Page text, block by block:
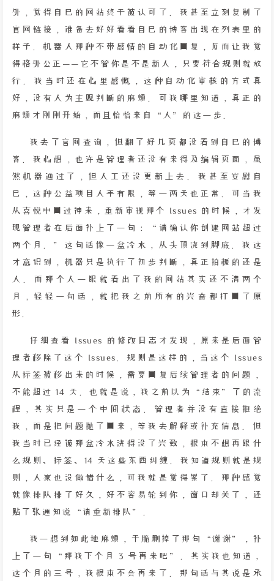
外，觉得自己的网站终于被认可了。我甚至立刻复制了
官网链接，准备去好好看看自己的博客出现在列表里的
样子。机器人那种不带感情的自动化回复，反而让我觉
得格外公正——它不管你是不是新人，只要符合规则就放
行。我当时还在心里感慨，这种自动化审核的方式真
好，没有人为主观判断的麻烦。可我哪里知道，真正的
麻烦才刚刚开始，而且恰恰来自“人”的这一步。
我去了官网查询，但翻了好几页都没看到自己的博
客。我心想，也许是管理者还没有来得及编辑页面，虽
然机器通过了，但人工还没更新上去。我甚至安慰自
己，这种公益项目人手有限，等一两天也正常。可当我
从喜悦中回过神来，重新审视那个 Issues 的时候，才发
现管理者在后面补上了一句：“请确认你创建网站超过
两个月。”这句话像一盆冷水，从头顶浇到脚底。我这
才意识到，机器只是执行了初步判断，真正拍板的还是
人。而那个人一眼就看出了我的网站其实还不满两个
月，轻轻一句话，就把我之前所有的兴奋都打回了原
形。
仔细查看 Issues 的修改日志才发现，原来是后面管
理者移除了这个 Issues。规则是这样的，当这个 Issues
从标签被移出来的时候，需要回复后续管理者的问题，
不能超过 14 天。也就是说，我之前以为“结束”了的流
程，其实只是一个中间状态。管理者并没有直接拒绝
我，而是把问题抛了回来，等我去解释或补充信息。但
我当时已经被那盆冷水浇得没了兴致，根本不想再跟什
么规则、标签、14 天这些东西纠缠。我知道规则就是规
则，人家也没做错什么，可我就是觉得累了。那种感觉
就像排队排了好久，好不容易轮到你，窗口却关了，还
贴了张通知说“请重新排队”。
我一想到如此地麻烦，干脆删掉了那句“谢谢”，补
上了一句“那我下个月 3 号再来吧”。其实我也知道，
这个月的三号，我根本不会再来了。那句话与其说是承